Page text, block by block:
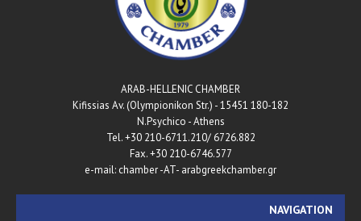
ARAB-HELLENIC CHAMBER
180-182 Kifissias Av. (Olympionikon Str.) - 15451
N.Psychico - Athens
Tel. +30 210-6711.210/ 6726.882
Fax. +30 210-6746.577
e-mail: chamber -AT- arabgreekchamber.gr
NAVIGATION